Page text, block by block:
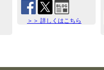
＞＞ 詳しくはこちら